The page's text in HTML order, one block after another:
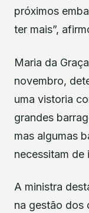
próximos
ter mais”,
Maria da
novembro,
uma vistoria
grandes
mas algumas
necessitam de
A ministra
na gestão dos